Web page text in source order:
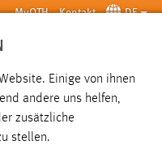
MyOTH Kontakt DE
SUCHE
Einige von ihnen
andere uns helfen,
zusätzliche
stellen.